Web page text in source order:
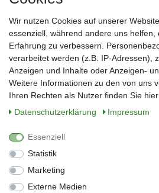
Nachname*
E-Mail*
Sie können den Newsletter jederzeit kostenlos
** gilt für Lieferungen innerhalb Deutschlands,
entnehmen Sie bitte der Schaltfläche mit den
Wir nutzen Cookies auf unserer
essenziell, während andere uns helfen,
Erfahrung zu verbessern.
verarbeitet werden (z.B. IP-Adressen),
Anzeigen und Inhalte oder Anzeigen-
Weitere Informationen zu den von uns
Ihren Rechten als Nutzer finden Sie
Daten­schutz­erklärung
Impressum
Essenziell
Statistik
Marketing
Externe Medien